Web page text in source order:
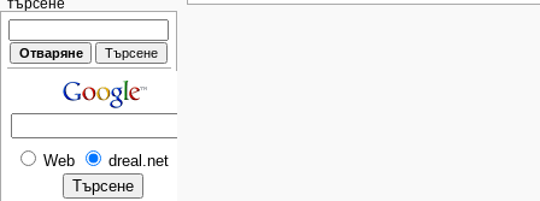
търсене
Web dreal.net